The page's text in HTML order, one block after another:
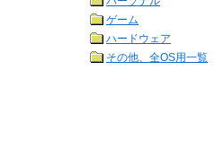
ゲーム
ハードウェア
その他、全OS用一覧